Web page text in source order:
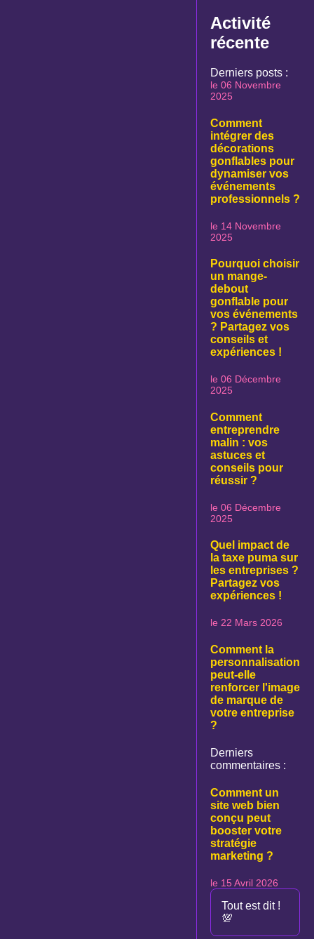
Activité
récente
Derniers posts :
le 06 Novembre
2025
Comment
intégrer des
décorations
gonflables pour
dynamiser vos
événements
professionnels ?
le 14 Novembre
2025
Pourquoi choisir
un mange-
debout
gonflable pour
vos événements
? Partagez vos
conseils et
expériences !
le 06 Décembre
2025
Comment
entreprendre
malin : vos
astuces et
conseils pour
réussir ?
le 06 Décembre
2025
Quel impact de
la taxe puma sur
les entreprises ?
Partagez vos
expériences !
le 22 Mars 2026
Comment la
personnalisation
peut-elle
renforcer l'image
de marque de
votre entreprise
?
Derniers
commentaires :
Comment un
site web bien
conçu peut
booster votre
stratégie
marketing ?
le 15 Avril 2026
Tout est dit !
💯